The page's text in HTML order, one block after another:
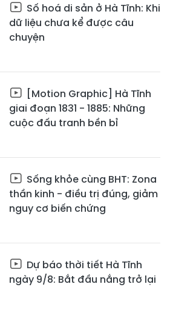
Số hoá di sản ở Hà Tĩnh: Khi
dữ liệu chưa kể được câu
chuyện
[Motion Graphic] Hà Tĩnh
giai đoạn 1831 - 1885: Những
cuộc đấu tranh bền bỉ
Sống khỏe cùng BHT: Zona
thần kinh - điều trị đúng, giảm
nguy cơ biến chứng
Dự báo thời tiết Hà Tĩnh
ngày 9/8: Bắt đầu nắng trở lại